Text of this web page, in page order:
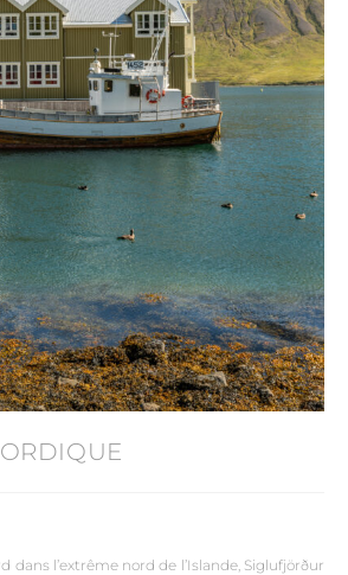
dans l’extrême nord de l’Islande, Siglufjörður